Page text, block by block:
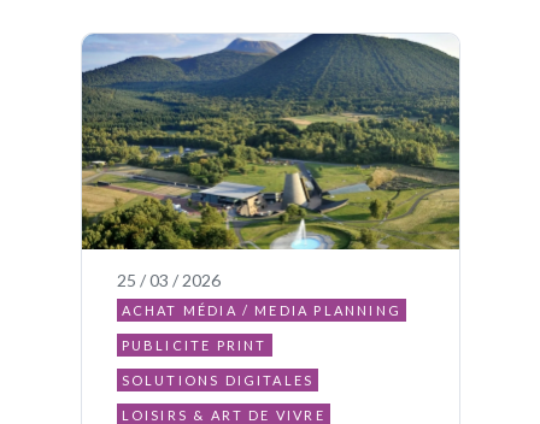
25 / 03 / 2026
ACHAT MÉDIA / MEDIA PLANNING
PUBLICITE PRINT
SOLUTIONS DIGITALES
LOISIRS & ART DE VIVRE